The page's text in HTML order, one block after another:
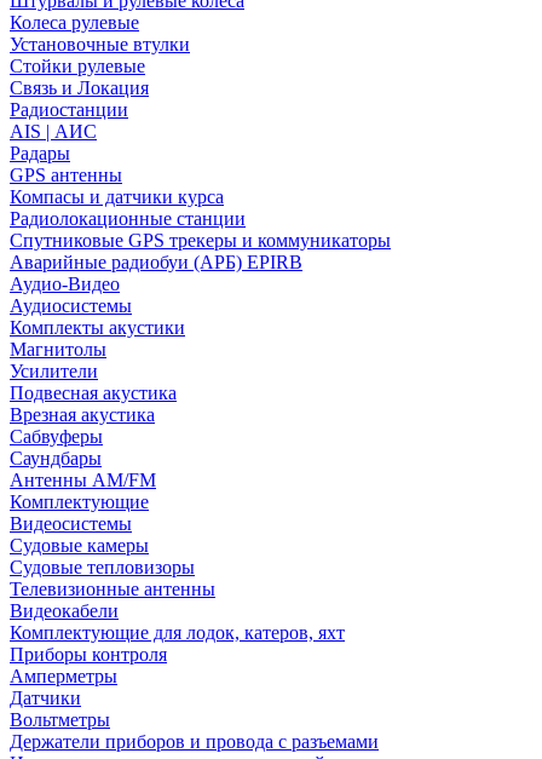
Колеса рулевые
Установочные втулки
Стойки рулевые
Связь и Локация
Радиостанции
AIS | АИС
Радары
GPS антенны
Компасы и датчики курса
Радиолокационные станции
Спутниковые GPS трекеры и коммуникаторы
Аварийные радиобуи (АРБ) EPIRB
Аудио-Видео
Аудиосистемы
Комплекты акустики
Магнитолы
Усилители
Подвесная акустика
Врезная акустика
Сабвуферы
Саундбары
Антенны AM/FM
Комплектующие
Видеосистемы
Судовые камеры
Cудовые тепловизоры
Телевизионные антенны
Видеокабели
Комплектующие для лодок, катеров, яхт
Приборы контроля
Амперметры
Датчики
Вольтметры
Держатели приборов и провода с разъемами